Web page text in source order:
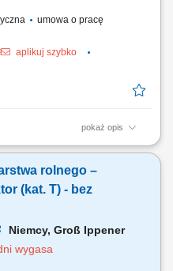
umowa o pracę
aplikuj szybko
pokaż opis
na terenie instalacji i w jej
maszyn według ustalonych
do procesu; bieżące
rolnego –
(kat. T) - bez
Niemcy, Groß Ippener
wygasa